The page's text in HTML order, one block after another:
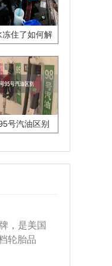
冻住了如何解
号汽油区别
，是美国
轮胎品
生产，这